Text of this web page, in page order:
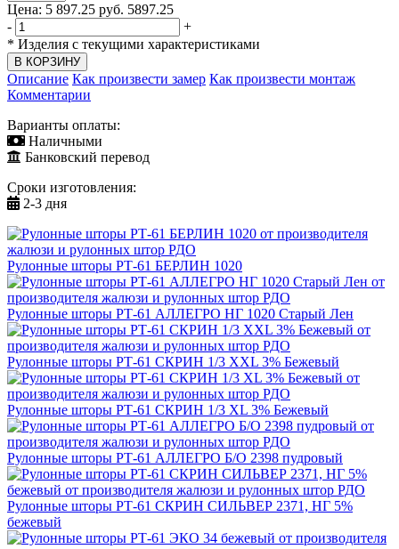
Цена: 5 897.25 руб. 5897.25
-
+
* Изделия с текущими характеристиками
Описание Как произвести замер Как произвести монтаж
Комментарии
Варианты оплаты:
Наличными
Банковский перевод
Сроки изготовления:
2-3 дня
Рулонные шторы РТ-61 БЕРЛИН 1020
Рулонные шторы РТ-61 АЛЛЕГРО НГ 1020 Старый Лен
Рулонные шторы РТ-61 СКРИН 1/3 XXL 3% Бежевый
Рулонные шторы РТ-61 СКРИН 1/3 XL 3% Бежевый
Рулонные шторы РТ-61 АЛЛЕГРО Б/О 2398 пудровый
Рулонные шторы РТ-61 СКРИН СИЛЬВЕР 2371, НГ 5%
бежевый